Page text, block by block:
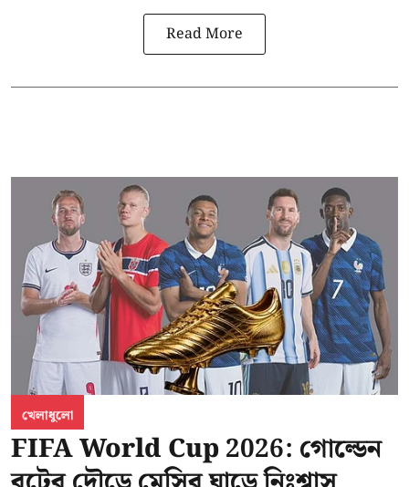
Read More
খেলাধুলো
FIFA World Cup 2026: গোল্ডেন